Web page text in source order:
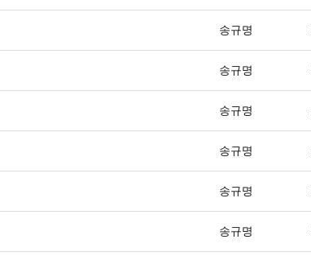
송규명
송규명
송규명
송규명
송규명
송규명